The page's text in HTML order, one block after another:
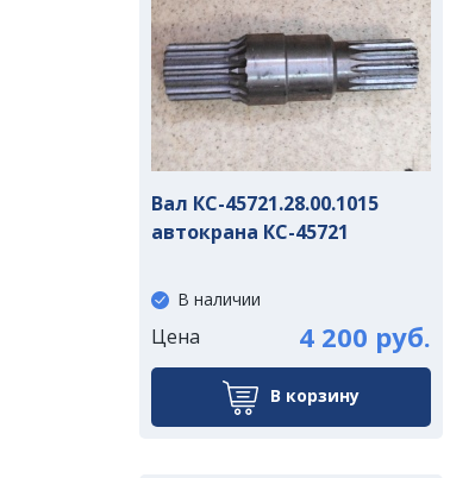
Вал КС-45721.28.00.1015
автокрана КС-45721
В наличии
Цена 4 200 руб.
В корзину